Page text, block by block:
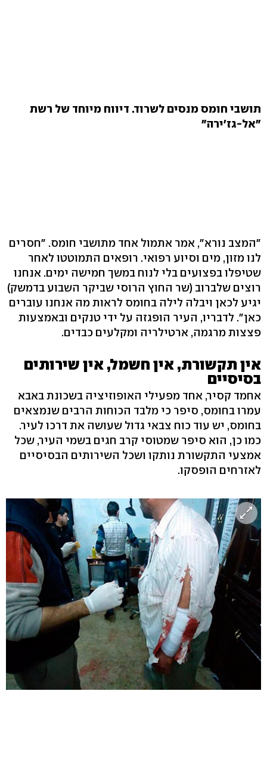
תושבי חומס מנסים לשרוד. דיווח מיוחד של רשת
"אל-גז'ירה"
"המצב נורא", אמר אתמול אחד מתושבי חומס. "חסרים
לנו מזון, מים וסיוע רפואי. רופאים התמוטטו לאחר
שטיפלו בפצועים בלי לנוח במשך חמישה ימים. אנחנו
רוצים שלברוב (שר החוץ הרוסי שביקר השבוע בדמשק)
יגיע לכאן ויבלה לילה בחומס לראות מה אנחנו עוברים
כאן". לדבריו, העיר הופגזה על ידי טנקים ובאמצעות
פצצות מרגמה, ארטילריה ומקלעים כבדים.
אין תקשורת, אין חשמל, אין שירותים
בסיסיים
אחמד קסיר, אחד מפעילי האופוזיציה בשכונת באבא
עמרו בחומס, סיפר כי מלבד הכוחות הרבים שנמצאים
בחומס, יש עוד כוח צבאי גדול שעושה את דרכו לעיר.
כמו כן, הוא סיפר שמטוסי קרב חגים בשמי העיר, שכל
אמצעי התקשורת נותקו ושכל השירותים הבסיסיים
לאזרחים הופסקו.